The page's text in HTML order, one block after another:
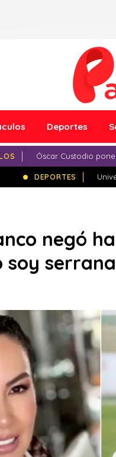
Deportes
Óscar Custodio
DEPORTES
negó
soy